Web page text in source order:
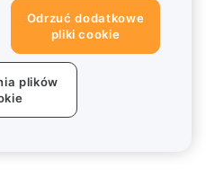
Odrzuć dodatkowe
pliki cookie
plików